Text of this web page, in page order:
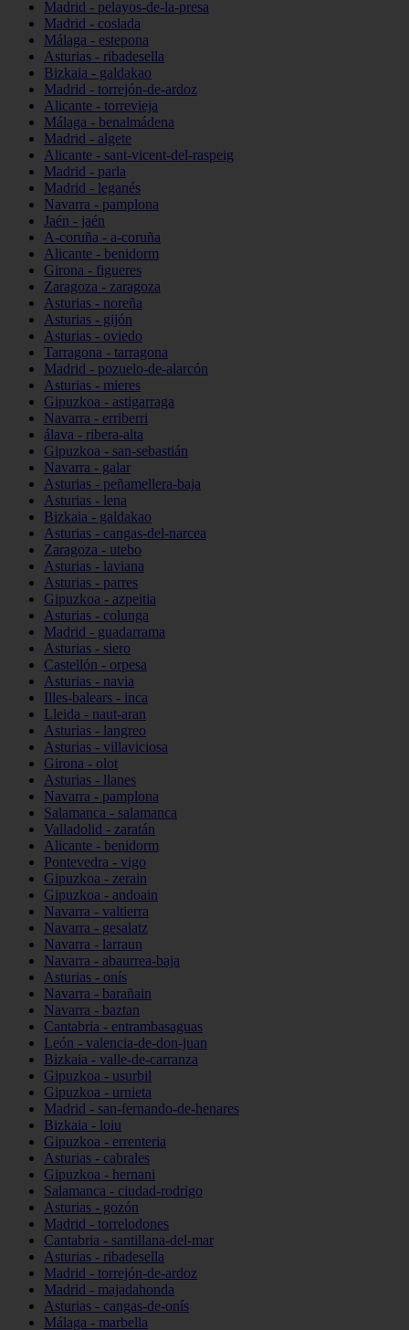
Madrid - pelayos-de-la-presa
Madrid - coslada
Málaga - estepona
Asturias - ribadesella
Bizkaia - galdakao
Madrid - torrejón-de-ardoz
Alicante - torrevieja
Málaga - benalmádena
Madrid - algete
Alicante - sant-vicent-del-raspeig
Madrid - parla
Madrid - leganés
Navarra - pamplona
Jaén - jaén
A-coruña - a-coruña
Alicante - benidorm
Girona - figueres
Zaragoza - zaragoza
Asturias - noreña
Asturias - gijón
Asturias - oviedo
Tarragona - tarragona
Madrid - pozuelo-de-alarcón
Asturias - mieres
Gipuzkoa - astigarraga
Navarra - erriberri
álava - ribera-alta
Gipuzkoa - san-sebastián
Navarra - galar
Asturias - peñamellera-baja
Asturias - lena
Bizkaia - galdakao
Asturias - cangas-del-narcea
Zaragoza - utebo
Asturias - laviana
Asturias - parres
Gipuzkoa - azpeitia
Asturias - colunga
Madrid - guadarrama
Asturias - siero
Castellón - orpesa
Asturias - navia
Illes-balears - inca
Lleida - naut-aran
Asturias - langreo
Asturias - villaviciosa
Girona - olot
Asturias - llanes
Navarra - pamplona
Salamanca - salamanca
Valladolid - zaratán
Alicante - benidorm
Pontevedra - vigo
Gipuzkoa - zerain
Gipuzkoa - andoain
Navarra - valtierra
Navarra - gesalatz
Navarra - larraun
Navarra - abaurrea-baja
Asturias - onís
Navarra - barañain
Navarra - baztan
Cantabria - entrambasaguas
León - valencia-de-don-juan
Bizkaia - valle-de-carranza
Gipuzkoa - usurbil
Gipuzkoa - urnieta
Madrid - san-fernando-de-henares
Bizkaia - loiu
Gipuzkoa - errenteria
Asturias - cabrales
Gipuzkoa - hernani
Salamanca - ciudad-rodrigo
Asturias - gozón
Madrid - torrelodones
Cantabria - santillana-del-mar
Asturias - ribadesella
Madrid - torrejón-de-ardoz
Madrid - majadahonda
Asturias - cangas-de-onís
Málaga - marbella